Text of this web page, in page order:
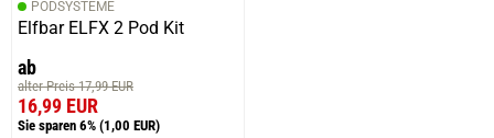
PODSYSTEME
Elfbar ELFX 2 Pod Kit
ab
alter Preis 17,99 EUR
16,99 EUR
Sie sparen 6% (1,00 EUR)